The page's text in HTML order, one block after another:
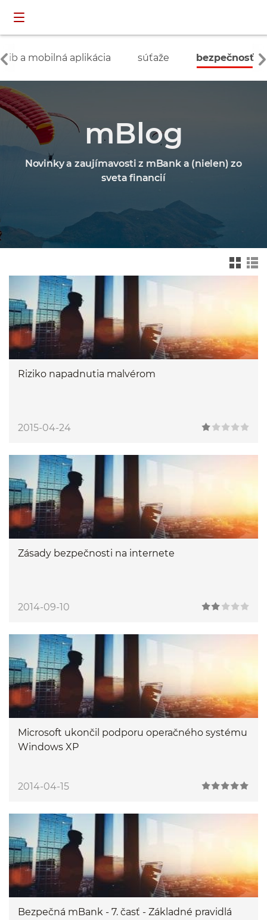
ib a mobilná aplikácia súťaže bezpečnosť
mBlog
Novinky a zaujímavosti z mBank a (nielen) zo
sveta financií
widok drz
ewa
felkowy
Riziko napadnutia malvérom
2015-04-24
Zásady bezpečnosti na internete
2014-09-10
Microsoft ukončil podporu operačného systému
Windows XP
2014-04-15
Bezpečná mBank - 7. časť - Základné pravidlá